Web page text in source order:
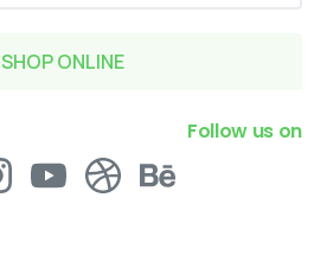
SHOP ONLINE
Follow us on